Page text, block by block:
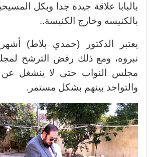
بالبابا علاقة جيدة جدا وبكل
بالكنيسه وخارج الكنيسة..
يعتبر الدكتور (حمدي بلاط)
نبروه، ومع ذلك رفض الترشح
مجلس النواب حتى لا ينشغل عن
والتواجد بينهم بشكل مستمر.